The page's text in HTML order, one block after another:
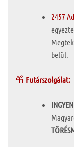
2457
belül.
Futárszolgálat: